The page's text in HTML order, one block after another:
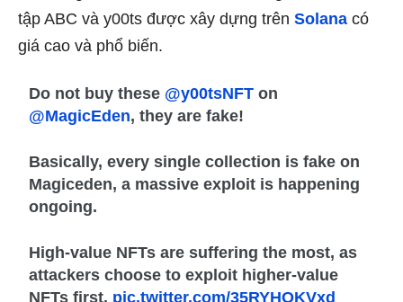
tập ABC và y00ts được xây dựng trên Solana có
giá cao và phổ biến.
Do not buy these @y00tsNFT on
@MagicEden, they are fake!
Basically, every single collection is fake on
Magiceden, a massive exploit is happening
ongoing.
High-value NFTs are suffering the most, as
attackers choose to exploit higher-value
NFTs first. pic.twitter.com/35RYHOKVxd